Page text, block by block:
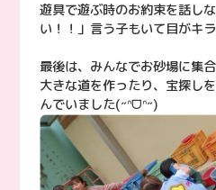
遊具で遊ぶ時のお約束を話し
い！！」言う子もいて目がキ
最後は、みんなでお砂場に集
大きな道を作ったり、宝探し
んでいました(˶ᐢᗜᐢ˶)